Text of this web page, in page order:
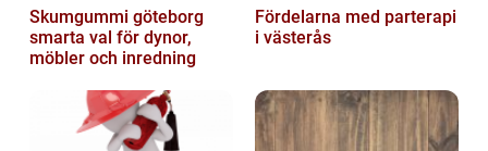
Skumgummi göteborg
smarta val för dynor,
möbler och inredning
Fördelarna med parterapi
i västerås